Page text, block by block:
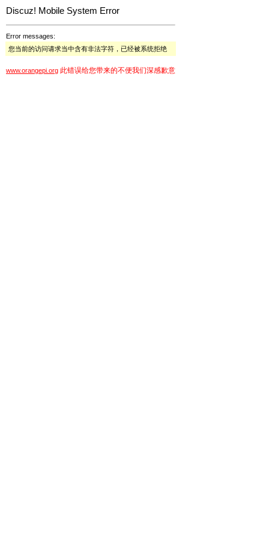
Discuz! Mobile System Error
Error messages:
您当前的访问请求当中含有非法字符，已经被系统拒绝
www.orangepi.org 此错误给您带来的不便我们深感歉意